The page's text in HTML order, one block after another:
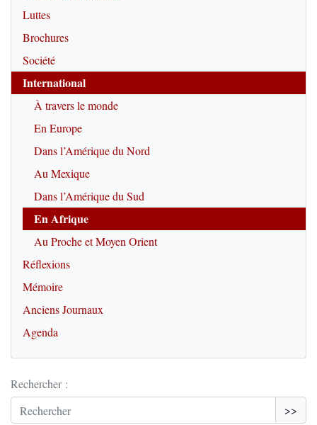
Luttes
Brochures
Société
International
À travers le monde
En Europe
Dans l’Amérique du Nord
Au Mexique
Dans l’Amérique du Sud
En Afrique
Au Proche et Moyen Orient
Réflexions
Mémoire
Anciens Journaux
Agenda
Rechercher :
>>